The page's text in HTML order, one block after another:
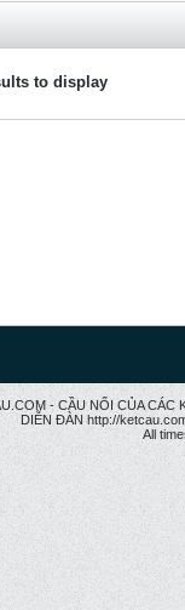
to display
- CẦU NỐI CỦA
DIỄN ĐÀN http://
All